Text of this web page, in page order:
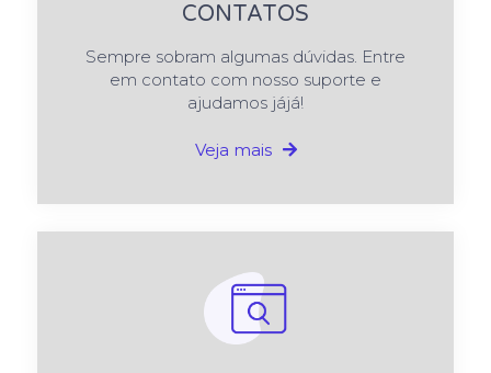
CONTATOS
Sempre sobram algumas dúvidas. Entre
em contato com nosso suporte e
ajudamos jájá!
Veja mais